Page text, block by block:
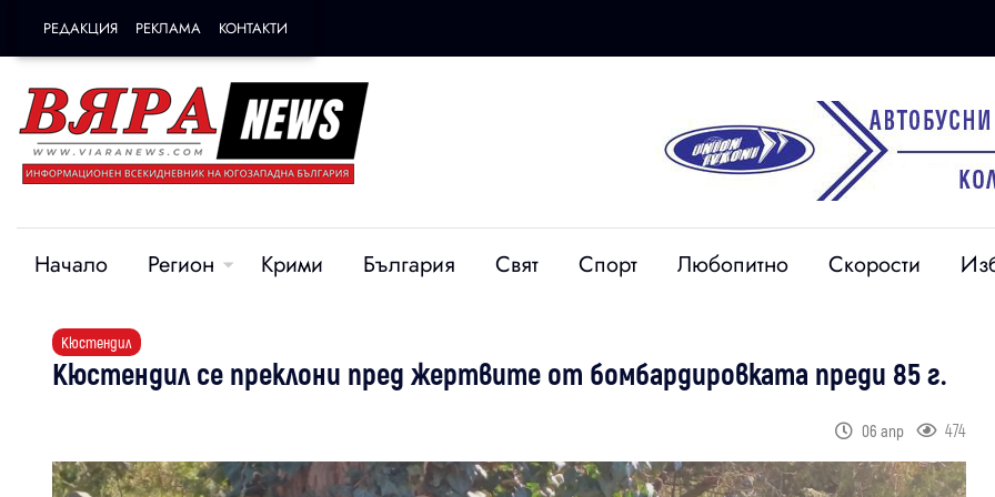
РЕДАКЦИЯ РЕКЛАМА КОНТАКТИ
Начало Регион Крими България Свят Спорт Любопитно Скорости
Кюстендил
Кюстендил се преклони пред жертвите от бомбардировката преди 85 г.
06 апр 474